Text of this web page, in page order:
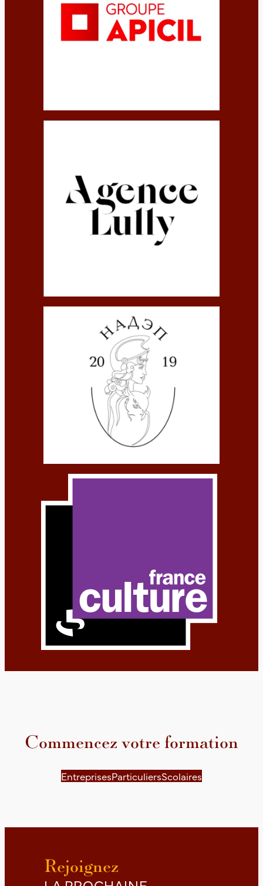
Commencez votre formation
EntreprisesParticuliersScolaires
Rejoignez